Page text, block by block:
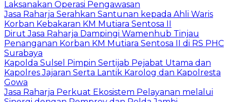
Laksanakan Operasi Pengawasan
Jasa Raharja Serahkan Santunan kepada Ahli Waris
Korban Kebakaran KM Mutiara Sentosa II
Dirut Jasa Raharja Dampingi Wamenhub Tinjau
Penanganan Korban KM Mutiara Sentosa II di RS PHC
Surabaya
Kapolda Sulsel Pimpin Sertijab Pejabat Utama dan
Kapolres Jajaran Serta Lantik Karolog dan Kapolresta
Gowa
Jasa Raharja Perkuat Ekosistem Pelayanan melalui